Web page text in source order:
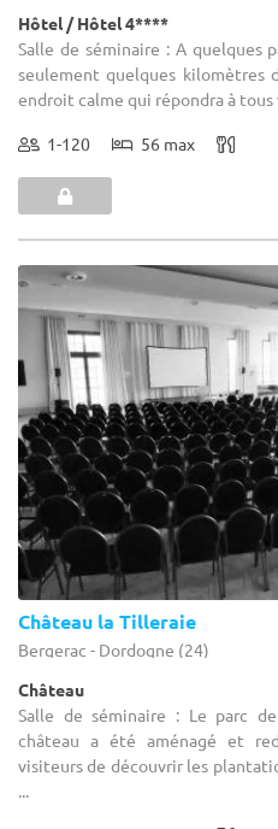
Hôtel / Hôtel 4****
Salle de séminaire : A quelques
seulement quelques kilomètres
endroit calme qui répondra à tous
1-120 56 max
Château la Tilleraie
Bergerac - Dordogne (24)
Château
Salle de séminaire : Le parc
château a été aménagé et
visiteurs de découvrir les
...